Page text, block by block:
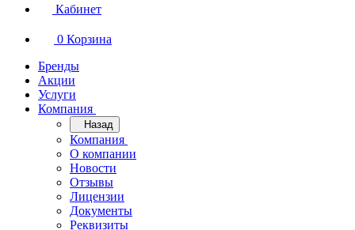
Кабинет
0 Корзина
Бренды
Акции
Услуги
Компания
Назад
Компания
О компании
Новости
Отзывы
Лицензии
Документы
Реквизиты